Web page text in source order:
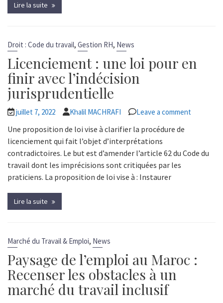
Lire la suite
Droit : Code du travail,Gestion RH, News
Licenciement : une loi pour en
finir avec l’indécision
jurisprudentielle
juillet 7, 2022 Khalil MACHRAFI Leave a comment
Une proposition de loi vise à clarifier la procédure de
licenciement qui fait l’objet d’interprétations
contradictoires. Le but est d’amender l’article 62 du Code du
travail dont les imprécisions sont critiquées par les
praticiens. La proposition de loi vise à : Instaurer
Lire la suite
Marché du Travail & Emploi, News
Paysage de l’emploi au Maroc :
Recenser les obstacles à un
marché du travail inclusif